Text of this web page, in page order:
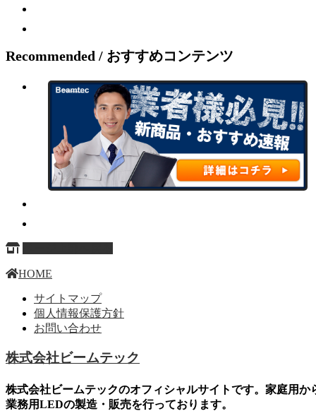
Recommended / おすすめコンテンツ
HOME
サイトマップ
個人情報保護方針
お問い合わせ
株式会社ビームテック
株式会社ビームテックのオフィシャルサイトです。家庭用か
業務用LEDの製造・販売を行っております。